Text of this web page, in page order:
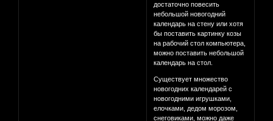
достаточно повесить
небольшой новогодний
календарь на стену или хотя
бы поставить картинку козы
на рабочий стол компьютера,
можно поставить небольшой
календарь на стол.
Существует множество
новогодних календарей с
новогодними игрушками,
елочками, дедом морозом,
снеговиками, можно даже